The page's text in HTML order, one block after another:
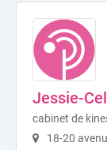
Jessie-
cabinet de
18-20